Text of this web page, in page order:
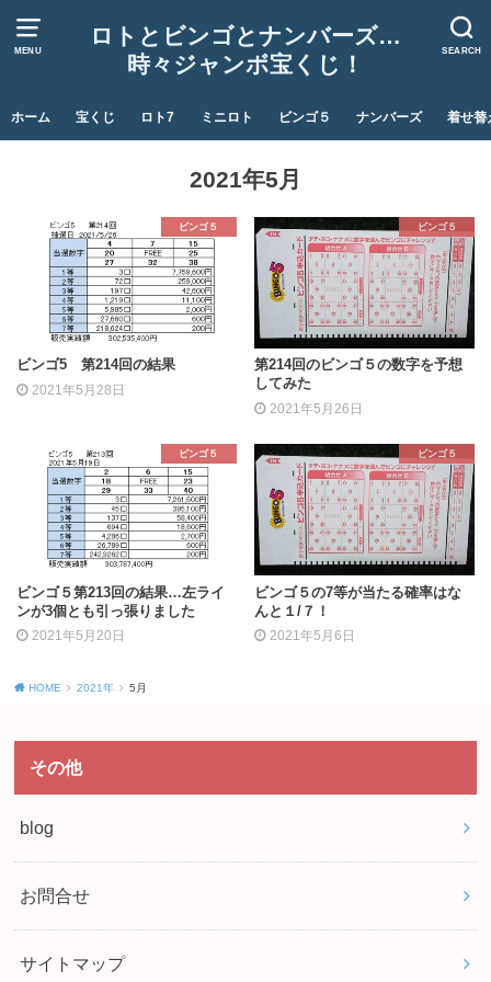
MENU SEARCH
ロトとビンゴとナンバーズ…
時々ジャンボ宝くじ！
ホーム 宝くじ ロト7 ミニロト ビンゴ５ ナンバーズ 着せ替
2021年5月
ビンゴ５
ビンゴ5 第214回の結果
2021年5月28日
ビンゴ５
第214回のビンゴ５の数字を予想
してみた
2021年5月26日
ビンゴ５
ビンゴ５第213回の結果…左ライ
ンが3個とも引っ張りました
2021年5月20日
ビンゴ５
ビンゴ５の7等が当たる確率はな
んと１/７！
2021年5月6日
HOME 2021年 5月
その他
blog
お問合せ
サイトマップ